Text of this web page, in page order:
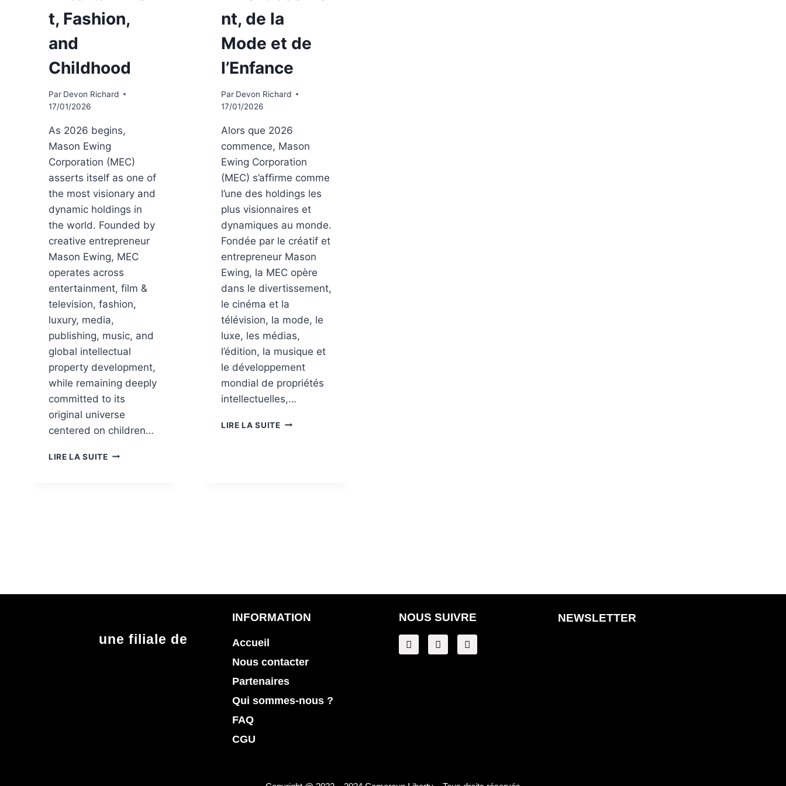
t, Fashion,
and
Childhood
Par Devon Richard
17/01/2026
As 2026 begins,
Mason Ewing
Corporation (MEC)
asserts itself as one of
the most visionary and
dynamic holdings in
the world. Founded by
creative entrepreneur
Mason Ewing, MEC
operates across
entertainment, film &
television, fashion,
luxury, media,
publishing, music, and
global intellectual
property development,
while remaining deeply
committed to its
original universe
centered on children…
LIRE LA SUITE
nt, de la
Mode et de
l’Enfance
Par Devon Richard
17/01/2026
Alors que 2026
commence, Mason
Ewing Corporation
(MEC) s’affirme comme
l’une des holdings les
plus visionnaires et
dynamiques au monde.
Fondée par le créatif et
entrepreneur Mason
Ewing, la MEC opère
dans le divertissement,
le cinéma et la
télévision, la mode, le
luxe, les médias,
l’édition, la musique et
le développement
mondial de propriétés
intellectuelles,…
LIRE LA SUITE
une filiale de
INFORMATION
Accueil
Nous contacter
Partenaires
Qui sommes-nous ?
FAQ
CGU
NOUS SUIVRE NEWSLETTER